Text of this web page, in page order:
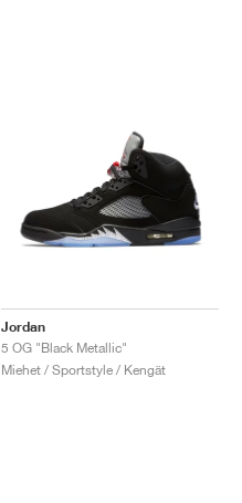
Jordan
5 OG "Black Metallic"
Miehet / Sportstyle / Kengät